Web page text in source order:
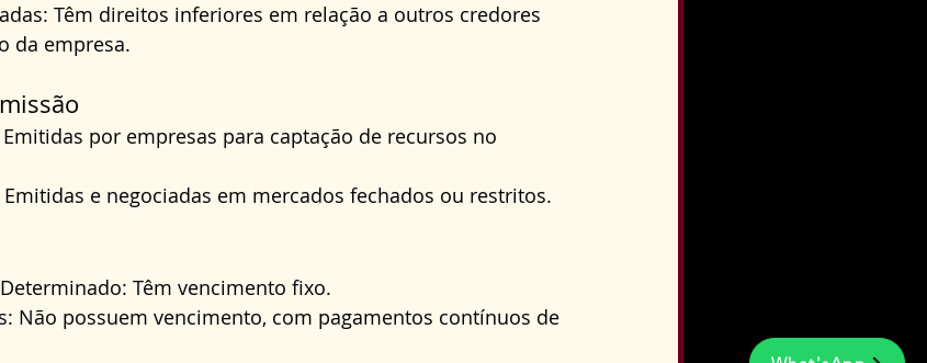
Têm direitos inferiores em relação a outros credores
da empresa.
por empresas para captação de recursos no
e negociadas em mercados fechados ou restritos.
Têm vencimento fixo.
Não possuem vencimento, com pagamentos contínuos de